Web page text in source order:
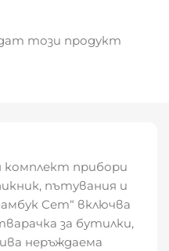
този продукт
комплект прибори
пътувания и
Сет“ включва
за бутилки,
неръждаема